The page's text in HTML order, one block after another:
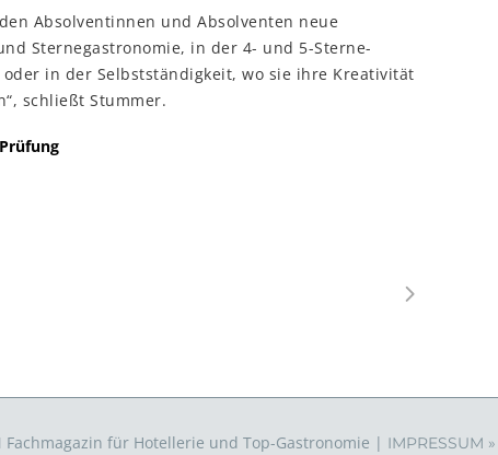
Absolventinnen und Absolventen neue
Sternegastronomie, in der 4- und 5-Sterne-
in der Selbstständigkeit, wo sie ihre Kreativität
schließt Stummer.
Fachmagazin für Hotellerie und Top-Gastronomie | IMPRESSUM »